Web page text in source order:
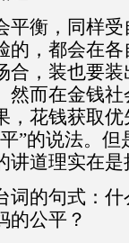
平衡，同样
的，都会在
合，装也要
然而在金钱
，花钱获取
”的说法。
讲道理实在
词的句式：
的公平？